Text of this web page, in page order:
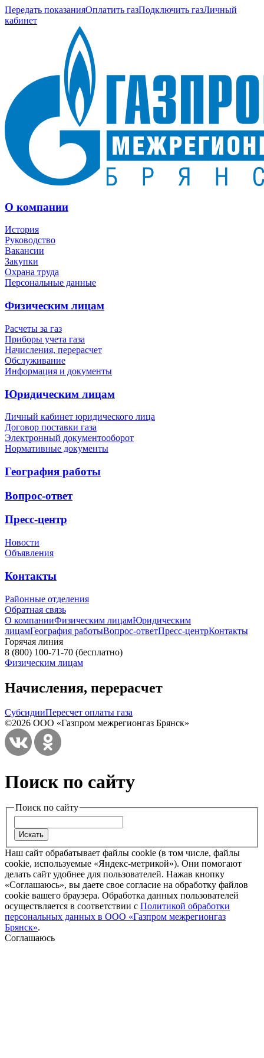
Передать показанияОплатить газПодключить газЛичный
кабинет
О компании
История
Руководство
Вакансии
Закупки
Охрана труда
Персональные данные
Физическим лицам
Расчеты за газ
Приборы учета газа
Начисления, перерасчет
Обслуживание
Информация и документы
Юридическим лицам
Личный кабинет юридического лица
Договор поставки газа
Электронный документооборот
Нормативные документы
География работы
Вопрос-ответ
Пресс-центр
Новости
Объявления
Контакты
Районные отделения
Обратная связь
О компанииФизическим лицамЮридическим
лицамГеография работыВопрос-ответПресс-центрКонтакты
Горячая линия
8 (800) 100-71-70 (бесплатно)
Физическим лицам
Начисления, перерасчет
СубсидииПересчет оплаты газа
©2026 ООО «Газпром межрегионгаз Брянск»
Поиск по сайту
Поиск по сайту
Наш сайт обрабатывает файлы cookie (в том числе, файлы
cookie, используемые «Яндекс-метрикой»). Они помогают
делать сайт удобнее для пользователей. Нажав кнопку
«Соглашаюсь», вы даете свое согласие на обработку файлов
cookie вашего браузера. Обработка данных пользователей
осуществляется в соответствии с Политикой обработки
персональных данных в ООО «Газпром межрегионгаз
Брянск».
Соглашаюсь